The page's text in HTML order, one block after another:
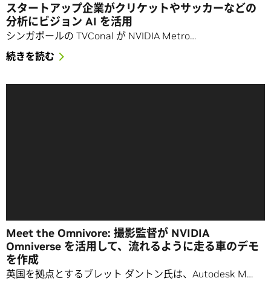
スタートアップ企業がクリケットやサッカーなどの
分析にビジョン AI を活用
シンガポールの TVConal が NVIDIA Metro…
続きを読む
Meet the Omnivore: 撮影監督が NVIDIA
Omniverse を活用して、流れるように走る車のデモ
を作成
英国を拠点とするブレット ダントン氏は、Autodesk M…